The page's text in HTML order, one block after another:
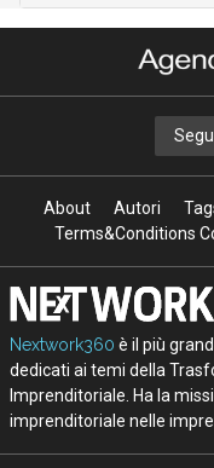
About Autori
Terms&Conditions
Nextwork360 è il più
dedicati ai temi della
Imprenditoriale. Ha la
imprenditoriale nelle